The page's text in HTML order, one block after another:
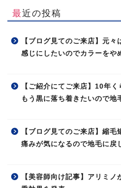
最近の投稿
【ブログ見てのご来店】元
感じにしたいのでカラーをや
【ご紹介にてご来店】10年
もう黒に落ち着きたいので地
【ブログ見てのご来店】縮
痛みが気になるので地毛に戻
【美容師向け記事】アリミ